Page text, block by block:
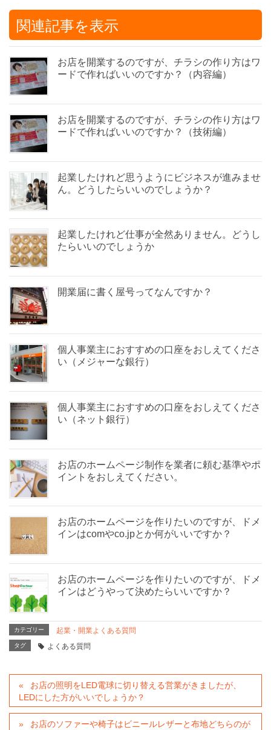
b
o
o
k
で
共
有
す
る
に
は
ク
リ
ッ
ク
し
て
く
だ
さ
い
(
新
し
い
ウ
ィ
ン
ド
ウ
で
開
き
ま
す
)
し
て
T
w
i
t
t
r
で
共
(
新
し
ウ
ィ
ン
ウ
で
開
ま
す
)
し
て
G
o
o
g
e
+
で
新
し
い
ウ
ィ
で
開
き
ま
す
関連記事を表示
お店を開業するのですが、チラシの作り方はワ
ードで作ればいいのですか？（内容編）
お店を開業するのですが、チラシの作り方はワ
ードで作ればいいのですか？（技術編）
起業したけれど思うようにビジネスが進みませ
ん。どうしたらいいのでしょうか？
起業したけれど仕事が全然ありません。どうし
たらいいのでしょうか
開業届に書く屋号ってなんですか？
個人事業主におすすめの口座をおしえてくださ
い（メジャーな銀行）
個人事業主におすすめの口座をおしえてくださ
い（ネット銀行）
お店のホームページ制作を業者に頼む基準やポ
イントをおしえてください。
お店のホームページを作りたいのですが、ドメ
インはcomやco.jpとか何がいいですか？
お店のホームページを作りたいのですが、ドメ
インはどうやって決めたらいいですか？
カテゴリー 起業・開業よくある質問
タグ よくある質問
お店の照明をLED電球に切り替える営業がきましたが、
LEDにした方がいいでしょうか？
お店のソファーや椅子はビニールレザーと布地どちらのが